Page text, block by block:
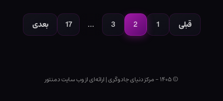
صفحه‌بندی
نوشته‌ها
قبلی صفحه1 صفحه2 صفحه3
… صفحه17 بعدی
© ۱۴۰۵ - مرکز دنیای جادوگری |ارائه‌ای از وب ‌سایت دمنتور